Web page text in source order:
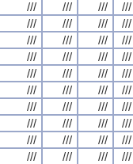
/// /// ///
///
/// /// /// ///
/// /// ///
///
/// /// ///
///
/// /// /// ///
/// /// ///
///
/// /// ///
///
/// /// /// ///
/// /// ///
///
/// /// ///
///